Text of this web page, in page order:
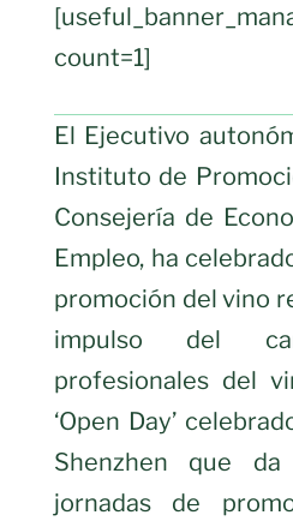
count=1]
El Ejecutivo
Instituto de
Consejería de
Empleo, ha
promoción del vino
impulso del
profesionales del
‘Open Day’
Shenzhen que
jornadas de